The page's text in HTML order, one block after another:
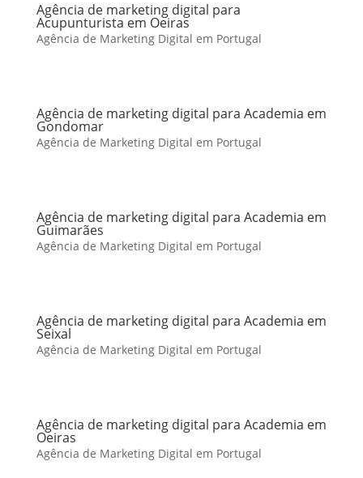
Agência de marketing digital para
Acupunturista em Oeiras
Agência de Marketing Digital em Portugal
Agência de marketing digital para Academia em
Gondomar
Agência de Marketing Digital em Portugal
Agência de marketing digital para Academia em
Guimarães
Agência de Marketing Digital em Portugal
Agência de marketing digital para Academia em
Seixal
Agência de Marketing Digital em Portugal
Agência de marketing digital para Academia em
Oeiras
Agência de Marketing Digital em Portugal